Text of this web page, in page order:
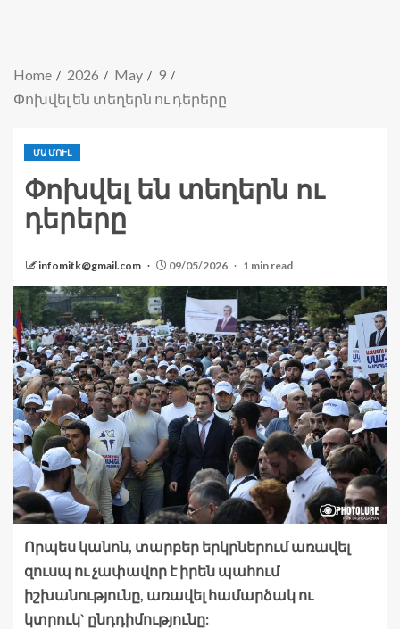
Home 2026 May
9
Փոխվել են տեղերն ու դերերը
ՄԱՄՈՒԼ
Փոխվել են տեղերն ու
դերերը
infomitk@gmail.com 09/05/2026 1 min read
Որպես կանոն, տարբեր երկրներում առավել
զուսպ ու չափավոր է իրեն պահում
իշխանությունը, առավել համարձակ ու
կտրուկ` ընդդիմությունը: